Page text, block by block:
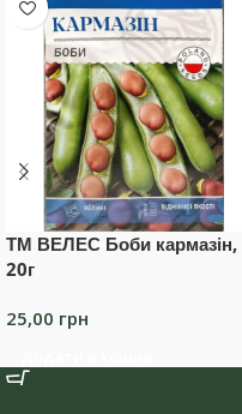
ТМ ВЕЛЕС Боби кармазін,
20г
25,00 грн